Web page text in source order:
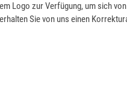
Logo zur Verfügung, um sich
Sie von uns einen